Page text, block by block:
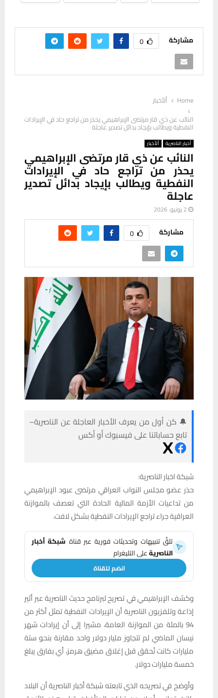
مشاركة 0
Home
ألأخبار
النائب عن ذي قار مرتضى الإبراهيمي يحذر من تراجع حاد في الإيرادات
النفطية ويطالب بإيجاد بدائل تصدير عاجلة
أخبار الناصرية ألأخبار
النائب عن ذي قار مرتضى الإبراهيمي
يحذر من تراجع حاد في الإيرادات
النفطية ويطالب بإيجاد بدائل تصدير
عاجلة
2 يونيو، 2026
مشاركة 0
🔔 كن أول من يعرف الأخبار العاجلة عن الناصرية–
تابع حساباتنا على فيسبوك أو أكس
شبكة اخبار الناصرية:
حذر عضو مجلس النواب العراقي مرتضى عبود الإبراهيمي
من تداعيات الأزمة المالية الحادة التي تعصف بالموازنة
العراقية جراء تراجع الإيرادات النفطية بشكل لافت.
تلقَّ تنبيهات وتحديثات فورية عبر قناة شبكة أخبار
الناصريةعلى التليغرام
انضم للقناة
وكشف الإبراهيمي في تصريح لبرنامج حديث الناصرية عبر أثير
إذاعة وتلفزيون الناصرية أن الإيرادات النفطية تمثل أكثر من
94 بالمئة من الموازنة العامة، مشيرا إلى أن إيرادات شهر
نيسان الماضي لم تتجاوز مليار دولار واحد مقارنة بنحو ستة
مليارات كانت تُحقق قبل إغلاق مضيق هرمز، أي بفارق يبلغ
خمسة مليارات دولار.
وأوضح في تصريحه الذي تابعته شبكة أخبار الناصرية أن البلاد